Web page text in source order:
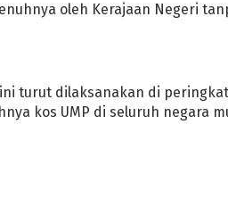
oleh Kerajaan Negeri
turut dilaksanakan di peringkat
kos UMP di seluruh negara